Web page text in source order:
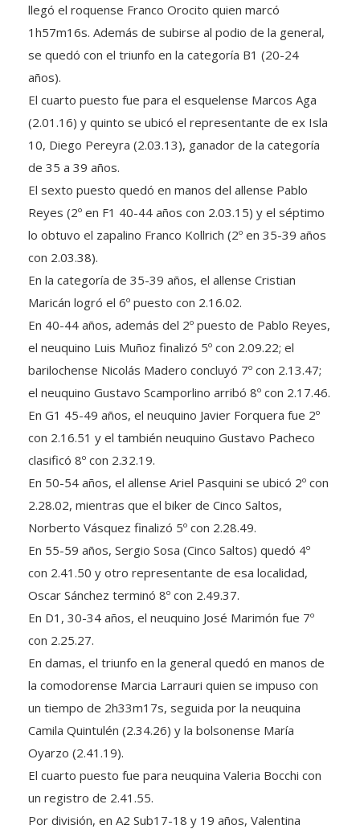
llegó el roquense Franco Orocito quien marcó
1h57m16s. Además de subirse al podio de la general,
se quedó con el triunfo en la categoría B1 (20-24
años).
El cuarto puesto fue para el esquelense Marcos Aga
(2.01.16) y quinto se ubicó el representante de ex Isla
10, Diego Pereyra (2.03.13), ganador de la categoría
de 35 a 39 años.
El sexto puesto quedó en manos del allense Pablo
Reyes (2º en F1 40-44 años con 2.03.15) y el séptimo
lo obtuvo el zapalino Franco Kollrich (2º en 35-39 años
con 2.03.38).
En la categoría de 35-39 años, el allense Cristian
Maricán logró el 6º puesto con 2.16.02.
En 40-44 años, además del 2º puesto de Pablo Reyes,
el neuquino Luis Muñoz finalizó 5º con 2.09.22; el
barilochense Nicolás Madero concluyó 7º con 2.13.47;
el neuquino Gustavo Scamporlino arribó 8º con 2.17.46.
En G1 45-49 años, el neuquino Javier Forquera fue 2º
con 2.16.51 y el también neuquino Gustavo Pacheco
clasificó 8º con 2.32.19.
En 50-54 años, el allense Ariel Pasquini se ubicó 2º con
2.28.02, mientras que el biker de Cinco Saltos,
Norberto Vásquez finalizó 5º con 2.28.49.
En 55-59 años, Sergio Sosa (Cinco Saltos) quedó 4º
con 2.41.50 y otro representante de esa localidad,
Oscar Sánchez terminó 8º con 2.49.37.
En D1, 30-34 años, el neuquino José Marimón fue 7º
con 2.25.27.
En damas, el triunfo en la general quedó en manos de
la comodorense Marcia Larrauri quien se impuso con
un tiempo de 2h33m17s, seguida por la neuquina
Camila Quintulén (2.34.26) y la bolsonense María
Oyarzo (2.41.19).
El cuarto puesto fue para neuquina Valeria Bocchi con
un registro de 2.41.55.
Por división, en A2 Sub17-18 y 19 años, Valentina